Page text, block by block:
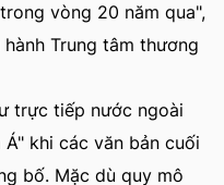
vòng 20 năm qua",
Trung tâm thương
trực tiếp nước ngoài
khi các văn bản cuối
bố. Mặc dù quy mô